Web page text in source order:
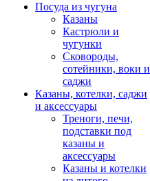
Посуда из чугуна
Казаны
Кастрюли и
чугунки
Сковороды,
сотейники, воки и
саджи
Казаны, котелки, саджи
и аксессуары
Треноги, печи,
подставки под
казаны и
аксессуары
Казаны и котелки